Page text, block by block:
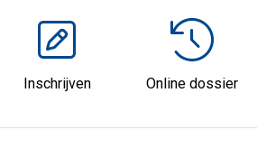
Inschrijven Online dossier